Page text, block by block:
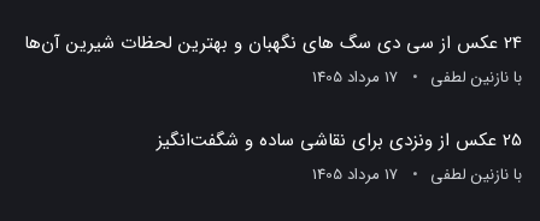
24 عکس از سی دی سگ های نگهبان و بهترین لحظات شیرین آن‌ها
بانازنین لطفی 17 مرداد 1405
25 عکس از ونزدی برای نقاشی ساده و شگفت‌انگیز
بانازنین لطفی 17 مرداد 1405